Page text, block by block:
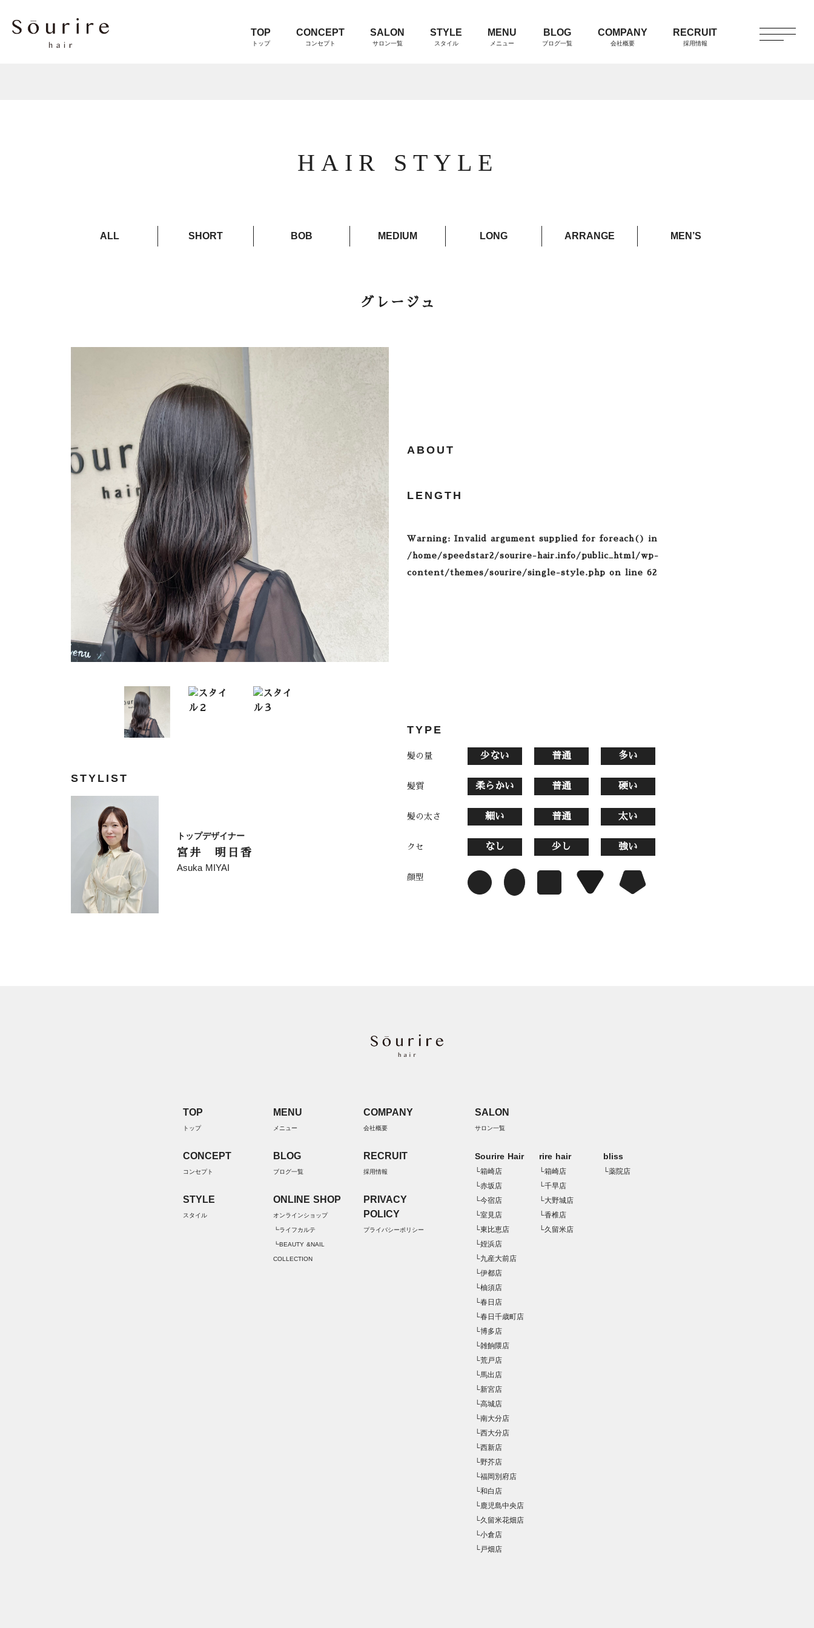
TOP
トップ
CONCEPT
コンセプト
SALON
サロン一覧
STYLE
スタイル
MENU
メニュー
BLOG
ブログ一覧
COMPANY
会社概要
RECRUIT
採用情報
HAIR STYLE
ALL SHORT BOB MEDIUM LONG ARRANGE MEN’S
グレージュ
ABOUT
LENGTH
Warning: Invalid argument supplied for foreach() in
/home/speedstar2/sourire-hair.info/public_html/wp-
content/themes/sourire/single-style.php on line 62
STYLIST
トップデザイナー
宮井 明日香
Asuka MIYAI
TYPE
髪の量 少ない 普通 多い
髪質 柔らかい 普通 硬い
髪の太さ 細い 普通 太い
クセ なし 少し 強い
顔型
TOP
トップ
CONCEPT
コンセプト
STYLE
スタイル
MENU
メニュー
BLOG
ブログ一覧
ONLINE SHOP
オンラインショップ
┗ライフカルテ
┗BEAUTY &NAIL
COLLECTION
COMPANY
会社概要
RECRUIT
採用情報
PRIVACY
POLICY
プライバシーポリシー
SALON
サロン一覧
Sourire Hair
└箱崎店
└赤坂店
└今宿店
└室見店
└東比恵店
└姪浜店
└九産大前店
└伊都店
└柚須店
└春日店
└春日千歳町店
└博多店
└雑餉隈店
└荒戸店
└馬出店
└新宮店
└高城店
└南大分店
└西大分店
└西新店
└野芥店
└福岡別府店
└和白店
└鹿児島中央店
└久留米花畑店
└小倉店
└戸畑店
rire hair
└箱崎店
└千早店
└大野城店
└香椎店
└久留米店
bliss
└薬院店